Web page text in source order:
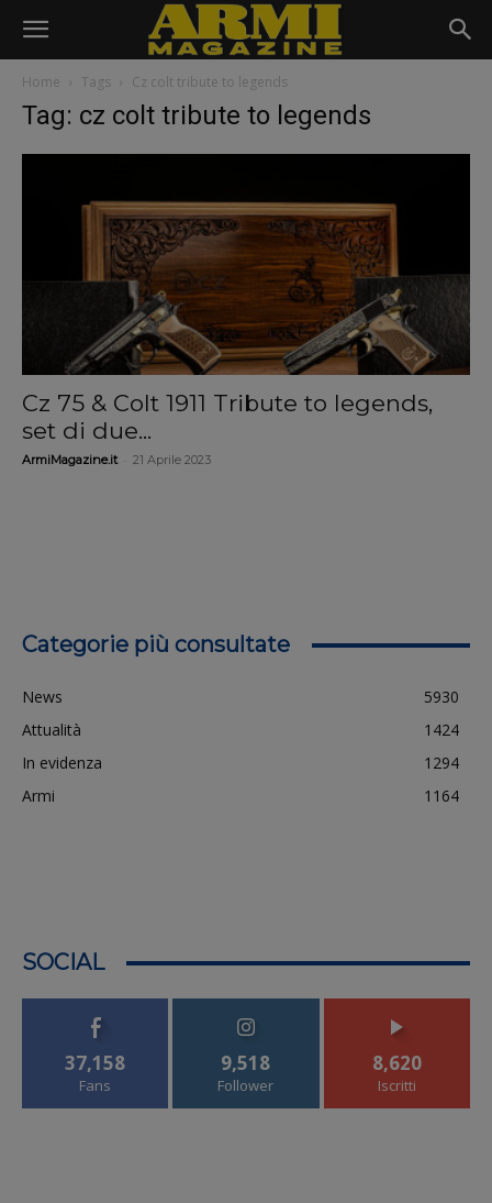
Home Tags Cz colt tribute to legends
Tag: cz colt tribute to legends
Cz 75 & Colt 1911 Tribute to legends,
set di due...
ArmiMagazine.it 21 Aprile 2023
Categorie più consultate
News
5930
Attualità
1424
In evidenza
1294
Armi
1164
SOCIAL
37,158
Fans
9,518
Follower
8,620
Iscritti